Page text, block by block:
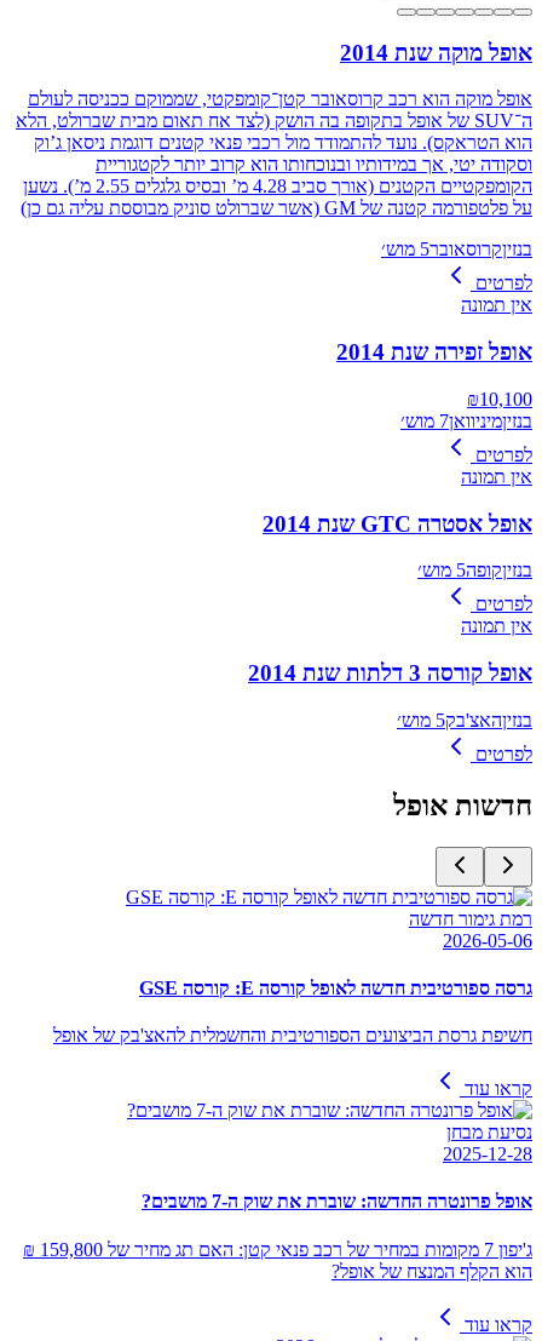
אופל מוקה שנת 2014
אופל מוקה הוא רכב קרוסאובר קטן־קומפקטי, שממוקם ככניסה לעולם
ה־SUV של אופל בתקופה בה הושק (לצד אח תאום מבית שברולט, הלא
הוא הטראקס). נועד להתמודד מול רכבי פנאי קטנים דוגמת ניסאן ג’וק
וסקודה יטי, אך במידותיו ובנוכחותו הוא קרוב יותר לקטגוריית
הקומפקטיים הקטנים (אורך סביב 4.28 מ’ ובסיס גלגלים 2.55 מ’). נשען
על פלטפורמה קטנה של GM (אשר שברולט סוניק מבוססת עליה גם כן)
בנזיןקרוסאובר5 מוש׳
לפרטים
אין תמונה
אופל זפירה שנת 2014
₪10,100
בנזיןמיניוואן7 מוש׳
לפרטים
אין תמונה
אופל אסטרה GTC שנת 2014
בנזיןקופה5 מוש׳
לפרטים
אין תמונה
אופל קורסה 3 דלתות שנת 2014
בנזיןהאצ'בק5 מוש׳
לפרטים
חדשות אופל
רמת גימור חדשה
2026-05-06
גרסה ספורטיבית חדשה לאופל קורסה E: קורסה GSE
חשיפת גרסת הביצועים הספורטיבית והחשמלית להאצ'בק של אופל
קראו עוד
נסיעת מבחן
2025-12-28
אופל פרונטרה החדשה: שוברת את שוק ה-7 מושבים?
ג'יפון 7 מקומות במחיר של רכב פנאי קטן: האם תג מחיר של 159,800 ₪
הוא הקלף המנצח של אופל?
קראו עוד